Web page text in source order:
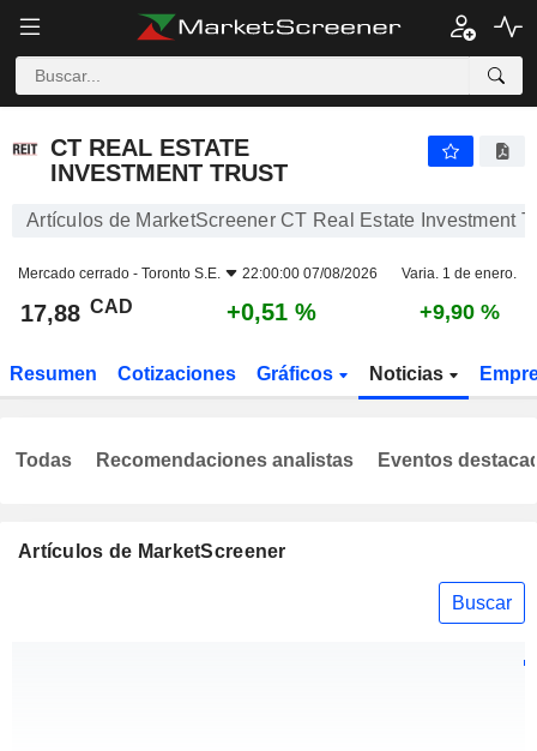
CT REAL ESTATE
INVESTMENT TRUST
Artículos de MarketScreener CT Real Estate Investment
Mercado cerrado - Toronto S.E. 22:00:00 07/08/2026 Varia. 1 de enero.
17,88 CAD +0,51 % +9,90 %
Resumen Cotizaciones Gráficos Noticias
Artículos de MarketScreener
Buscar
Todas Recomendaciones analistas Eventos